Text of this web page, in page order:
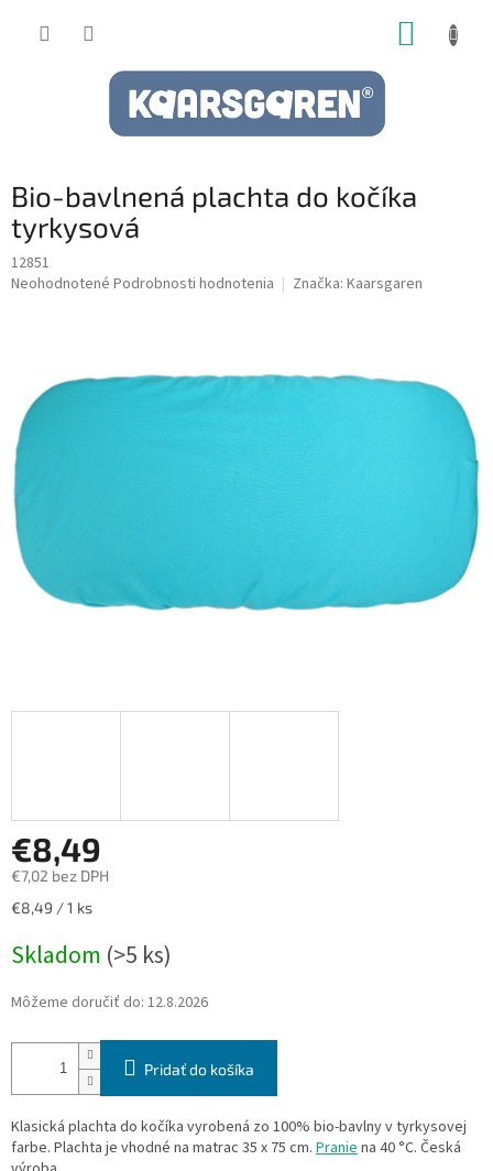
Bio-bavlnená plachta do kočíka
tyrkysová
12851
Priemerné
hviezdičiek.
Neohodnotené Podrobnosti hodnotenia Značka: Kaarsgaren
€8,49
€7,02 bez DPH
Jednotková
€8,49 / 1 ks
Skladom (>5 ks)
Môžeme doručiť do: 12.8.2026
Pridať do košíka
Klasická plachta do kočíka vyrobená zo 100% bio-bavlny v tyrkysovej
farbe. Plachta je vhodné na matrac 35 x 75 cm. Praniena 40 °C. Česká